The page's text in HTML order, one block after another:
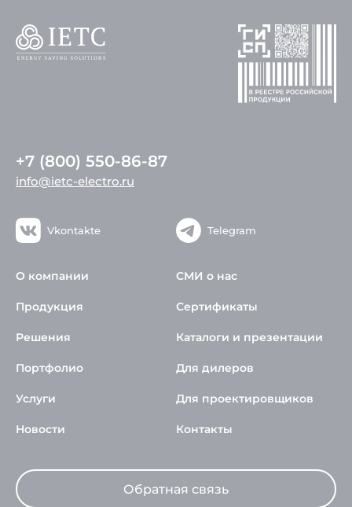
+7 (800) 550-86-87
info@ietc-electro.ru
Vkontakte Telegram
О компании
Продукция
Решения
Портфолио
Услуги
Новости
СМИ о нас
Сертификаты
Каталоги и презентации
Для дилеров
Для проектировщиков
Контакты
Обратная связь